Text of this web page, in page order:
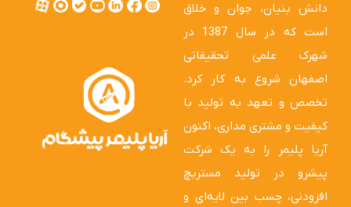
دانش بنیان، جوان و خلاق
است که در سال 1387 در
شهرک علمی تحقیقاتی
اصفهان شروع به کار کرد.
تخصص و تعهد به تولید با
کیفیت و مشتری مداری، اکنون
آریا پلیمر را به یک شرکت
پیشرو در تولید مستربچ
افزودنی، چسب بین لایه‌ای و